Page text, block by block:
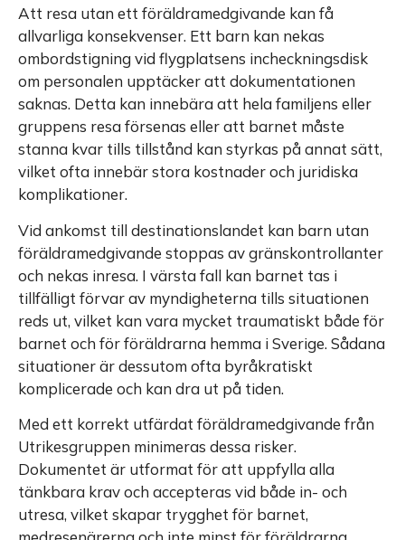
Att resa utan ett föräldramedgivande kan få
allvarliga konsekvenser. Ett barn kan nekas
ombordstigning vid flygplatsens incheckningsdisk
om personalen upptäcker att dokumentationen
saknas. Detta kan innebära att hela familjens eller
gruppens resa försenas eller att barnet måste
stanna kvar tills tillstånd kan styrkas på annat sätt,
vilket ofta innebär stora kostnader och juridiska
komplikationer.
Vid ankomst till destinationslandet kan barn utan
föräldramedgivande stoppas av gränskontrollanter
och nekas inresa. I värsta fall kan barnet tas i
tillfälligt förvar av myndigheterna tills situationen
reds ut, vilket kan vara mycket traumatiskt både för
barnet och för föräldrarna hemma i Sverige. Sådana
situationer är dessutom ofta byråkratiskt
komplicerade och kan dra ut på tiden.
Med ett korrekt utfärdat föräldramedgivande från
Utrikesgruppen minimeras dessa risker.
Dokumentet är utformat för att uppfylla alla
tänkbara krav och accepteras vid både in- och
utresa, vilket skapar trygghet för barnet,